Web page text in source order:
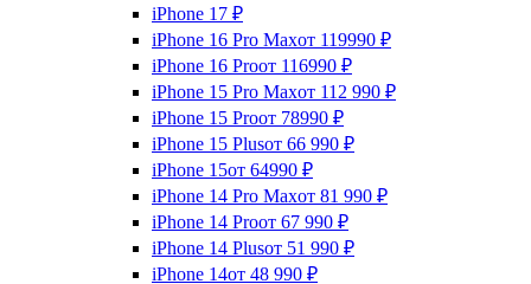
iPhone 17 ₽
iPhone 16 Pro Maxот 119990 ₽
iPhone 16 Proот 116990 ₽
iPhone 15 Pro Maxот 112 990 ₽
iPhone 15 Proот 78990 ₽
iPhone 15 Plusот 66 990 ₽
iPhone 15от 64990 ₽
iPhone 14 Pro Maxот 81 990 ₽
iPhone 14 Proот 67 990 ₽
iPhone 14 Plusот 51 990 ₽
iPhone 14от 48 990 ₽